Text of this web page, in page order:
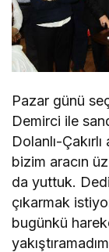
Pazar günü
Demirci ile
Dolanlı-
bizim aracın
da yuttuk.
çıkarmak
bugünkü